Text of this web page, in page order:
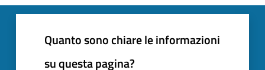
Quanto sono chiare le informazioni
su questa pagina?